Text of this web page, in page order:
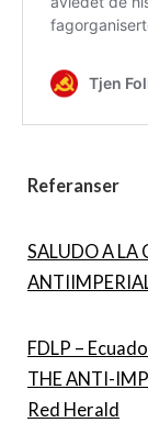
Referanser
SALUDO A LA
FDLP –
THE ANTI-
Red Herald